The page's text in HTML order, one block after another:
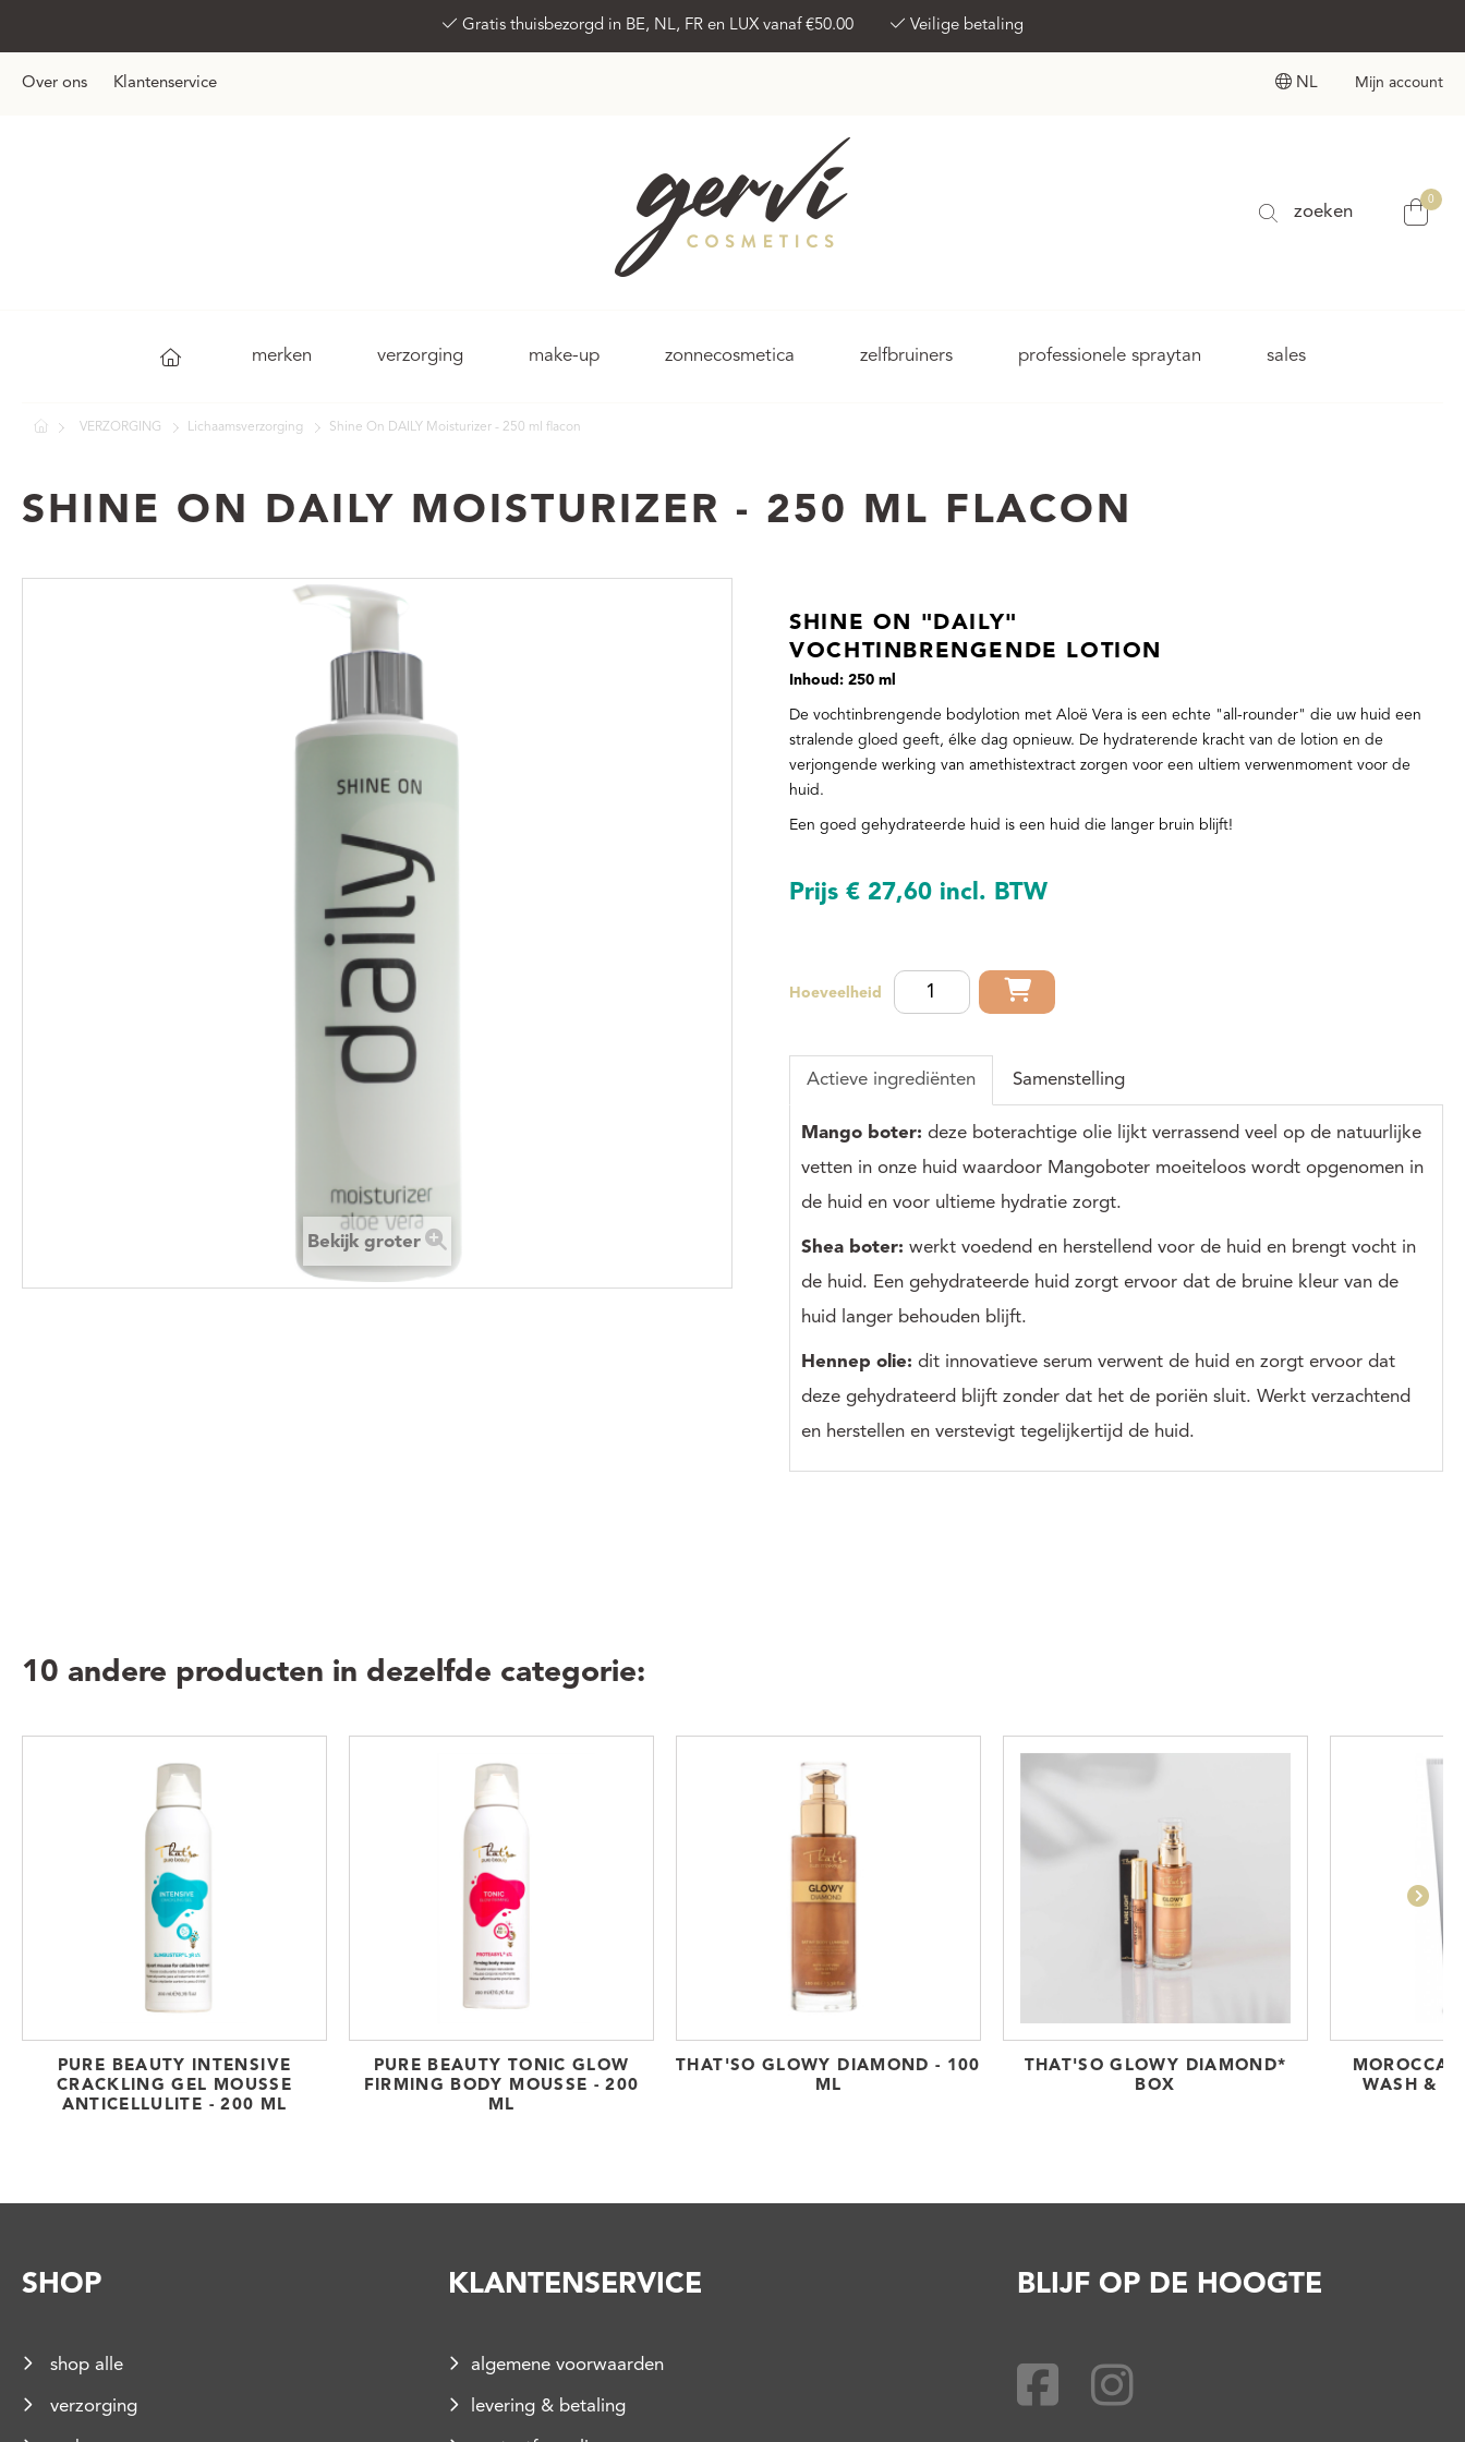
Gratis thuisbezorgd in BE, NL, FR en LUX vanaf €50.00 Veilige betaling
Over ons Klantenservice NL Mijn account
zoeken
0
merken verzorging make-up zonnecosmetica zelfbruiners professionele spraytan sales
VERZORGING Lichaamsverzorging Shine On DAILY Moisturizer - 250 ml flacon
SHINE ON DAILY MOISTURIZER - 250 ML FLACON
Bekijk groter
SHINE ON "DAILY"
VOCHTINBRENGENDE LOTION
Inhoud: 250 ml
De vochtinbrengende bodylotion met Aloë Vera is een echte "all-rounder" die uw huid een
stralende gloed geeft, élke dag opnieuw. De hydraterende kracht van de lotion en de
verjongende werking van amethistextract zorgen voor een ultiem verwenmoment voor de
huid.
Een goed gehydrateerde huid is een huid die langer bruin blijft!
Prijs€ 27,60 incl. BTW
Hoeveelheid
Actieve ingrediënten Samenstelling
Mango boter:deze boterachtige olie lijkt verrassend veel op de natuurlijke
vetten in onze huid waardoor Mangoboter moeiteloos wordt opgenomen in
de huid en voor ultieme hydratie zorgt.
Shea boter:werkt voedend en herstellend voor de huid en brengt vocht in
de huid. Een gehydrateerde huid zorgt ervoor dat de bruine kleur van de
huid langer behouden blijft.
Hennep olie:dit innovatieve serum verwent de huid en zorgt ervoor dat
deze gehydrateerd blijft zonder dat het de poriën sluit. Werkt verzachtend
en herstellen en verstevigt tegelijkertijd de huid.
10 andere producten in dezelfde categorie:
PURE BEAUTY INTENSIVE
CRACKLING GEL MOUSSE
ANTICELLULITE - 200 ML
PURE BEAUTY TONIC GLOW
FIRMING BODY MOUSSE - 200
ML
THAT'SO GLOWY DIAMOND - 100
ML
THAT'SO GLOWY DIAMOND*
BOX
WASH &
SHOP
shop alle
verzorging
KLANTENSERVICE
algemene voorwaarden
levering & betaling
BLIJF OP DE HOOGTE